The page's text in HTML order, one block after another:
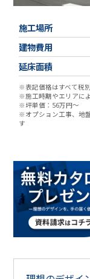
施工場所
建物費用
延床面積
※表記価格はすべて税
※施工時期やエリアに
※坪単価：56万円～
※オプション工事、地
す